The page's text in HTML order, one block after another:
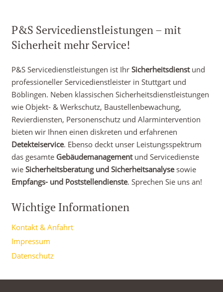
P&S Servicedienstleistungen – mit
Sicherheit mehr Service!
P&S Servicedienstleistungen ist Ihr Sicherheitsdienstund
professioneller Servicedienstleister in Stuttgart und
Böblingen. Neben klassischen Sicherheitsdienstleistungen
wie Objekt- & Werkschutz, Baustellenbewachung,
Revierdiensten, Personenschutz und Alarmintervention
bieten wir Ihnen einen diskreten und erfahrenen
Detekteiservice. Ebenso deckt unser Leistungsspektrum
das gesamte Gebäudemanagementund Servicedienste
wie Sicherheitsberatung und Sicherheitsanalysesowie
Empfangs- und Poststellendienste. Sprechen Sie uns an!
Wichtige Informationen
Kontakt & Anfahrt
Impressum
Datenschutz